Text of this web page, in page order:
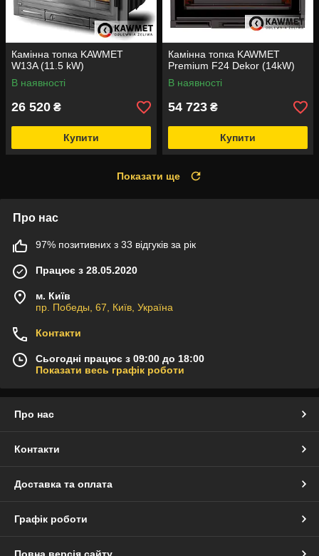
Камінна топка KAWMET
W13A (11.5 kW)
В наявності
26 520 ₴
Купити
Камінна топка KAWMET
Premium F24 Dekor (14kW)
В наявності
54 723 ₴
Купити
Показати ще
Про нас
97% позитивних з 33 відгуків за рік
Працює з 28.05.2020
м. Київ
пр. Победы, 67, Київ, Україна
Контакти
Сьогодні працює з 09:00 до 18:00
Показати весь графік роботи
Про нас
Контакти
Доставка та оплата
Графік роботи